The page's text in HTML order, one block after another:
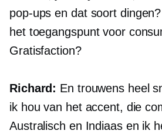
pop-ups en dat soort
het toegangspunt voor
Gratisfaction?
Richard: En trouwens heel
ik hou van het accent, die
Australisch en Indiaas en ik